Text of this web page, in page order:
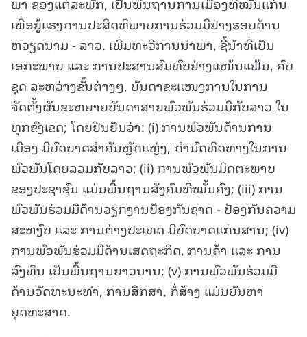
ເພື່ອຍູ້ແຮງການປະສິດທິພາບການຮ່ວມມືຢ່າງຮອບດ້ານ
ຫວຽດນາມ - ລາວ. ເພີ່ມທະວີການນຳພາ, ຊີ້ນໍາທີ່ເປັນ
ເອກະພາບ ແລະ ການປະສານສົມທົບຢ່າງແໜ້ນແຟ້ນ, ຄົບ
ຊຸດ ລະຫວ່າງຂັ້ນຕ່າງໆ, ບັນດາຂະແໜງການໃນການ
ຈັດຕັ້ງຜັນຂະຫຍາຍບັນດາສາຍພົວພັນຮ່ວມມືກັບລາວ ໃນ
ທຸກຂົງເຂດ; ໂດຍຢືນຢັນວ່າ: (i) ການພົວພັນດ້ານການ
ເມືອງ ມີບົດບາດສຳຄັນຫຼັກແຫຼ່ງ, ກໍານົດທິດທາງໃນການ
ພົວພັນໂດຍລວມກັບລາວ; (ii) ການພົວພັນມິດຕະພາບ
ຂອງປະຊາຊົນ ແມ່ນພື້ນຖານສັງຄົມທີ່ໝັ້ນຄົງ; (iii) ການ
ພົວພັນຮ່ວມມືດ້ານວຽກງານປ້ອງກັນຊາດ - ປ້ອງກັນຄວາມ
ສະຫງົບ ແລະ ການຕ່າງປະເທດ ມີບົດບາດແກ່ນສານ; (iv)
ການພົວພັນຮ່ວມມືດ້ານເສດຖະກິດ, ການຄ້າ ແລະ ການ
ລົງທຶນ ເປັນພື້ນຖານຍາວນານ; (v) ການພົວພັນຮ່ວມມື
ດ້ານວັດທະນະທໍາ, ການສຶກສາ, ກໍ່ສ້າງ ແມ່ນບັນຫາ
ຍຸດທະສາດ.